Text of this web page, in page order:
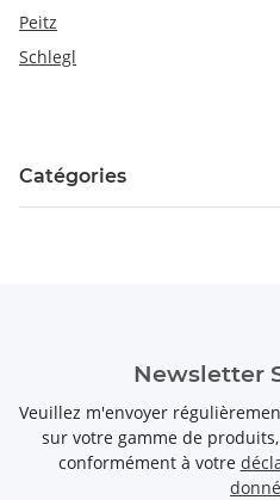
Peitz
Schlegl
Catégories
Newsletter
Veuillez m'envoyer
sur votre gamme de
conformément à votre